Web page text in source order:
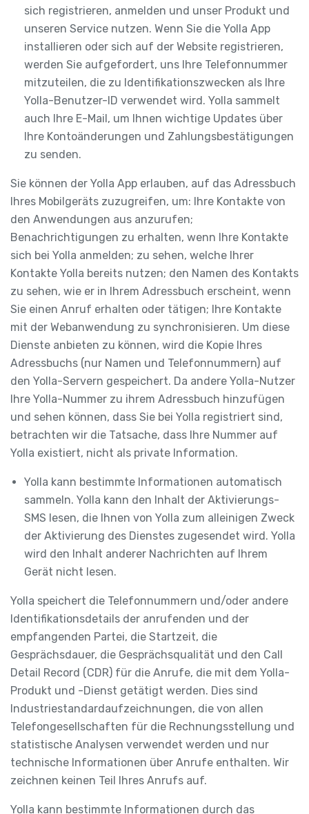
sich registrieren, anmelden und unser Produkt und
unseren Service nutzen. Wenn Sie die Yolla App
installieren oder sich auf der Website registrieren,
werden Sie aufgefordert, uns Ihre Telefonnummer
mitzuteilen, die zu Identifikationszwecken als Ihre
Yolla-Benutzer-ID verwendet wird. Yolla sammelt
auch Ihre E-Mail, um Ihnen wichtige Updates über
Ihre Kontoänderungen und Zahlungsbestätigungen
zu senden.
Sie können der Yolla App erlauben, auf das Adressbuch
Ihres Mobilgeräts zuzugreifen, um: Ihre Kontakte von
den Anwendungen aus anzurufen;
Benachrichtigungen zu erhalten, wenn Ihre Kontakte
sich bei Yolla anmelden; zu sehen, welche Ihrer
Kontakte Yolla bereits nutzen; den Namen des Kontakts
zu sehen, wie er in Ihrem Adressbuch erscheint, wenn
Sie einen Anruf erhalten oder tätigen; Ihre Kontakte
mit der Webanwendung zu synchronisieren. Um diese
Dienste anbieten zu können, wird die Kopie Ihres
Adressbuchs (nur Namen und Telefonnummern) auf
den Yolla-Servern gespeichert. Da andere Yolla-Nutzer
Ihre Yolla-Nummer zu ihrem Adressbuch hinzufügen
und sehen können, dass Sie bei Yolla registriert sind,
betrachten wir die Tatsache, dass Ihre Nummer auf
Yolla existiert, nicht als private Information.
Yolla kann bestimmte Informationen automatisch
sammeln. Yolla kann den Inhalt der Aktivierungs-
SMS lesen, die Ihnen von Yolla zum alleinigen Zweck
der Aktivierung des Dienstes zugesendet wird. Yolla
wird den Inhalt anderer Nachrichten auf Ihrem
Gerät nicht lesen.
Yolla speichert die Telefonnummern und/oder andere
Identifikationsdetails der anrufenden und der
empfangenden Partei, die Startzeit, die
Gesprächsdauer, die Gesprächsqualität und den Call
Detail Record (CDR) für die Anrufe, die mit dem Yolla-
Produkt und -Dienst getätigt werden. Dies sind
Industriestandardaufzeichnungen, die von allen
Telefongesellschaften für die Rechnungsstellung und
statistische Analysen verwendet werden und nur
technische Informationen über Anrufe enthalten. Wir
zeichnen keinen Teil Ihres Anrufs auf.
Yolla kann bestimmte Informationen durch das